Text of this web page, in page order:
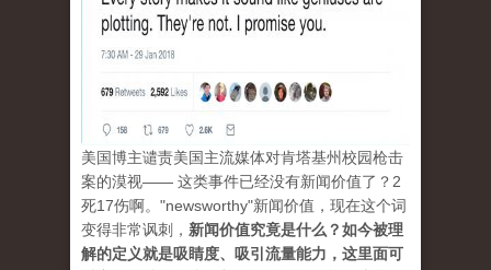
美国博主谴责美国主流媒体对肯塔基州校园枪击
案的漠视—— 这类事件已经没有新闻价值了？2
死17伤啊。"newsworthy"新闻价值，现在这个词
变得非常讽刺， 新闻价值究竟是什么？如今被理
解的定义就是吸睛度、吸引流量能力，这里面可